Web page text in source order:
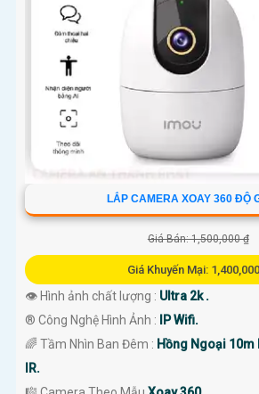
LẮP CAMERA XOAY 360 ĐỘ
Giá Bán: 1,500,000 ₫
Giá Khuyến Mại:
👁 Hình ảnh chất lượng : Ultra 2k .
®️ Công Nghệ Hình Ảnh :
IP Wifi.
🌈 Tầm Nhìn Ban Đêm : Hồng Ngoại
IR.